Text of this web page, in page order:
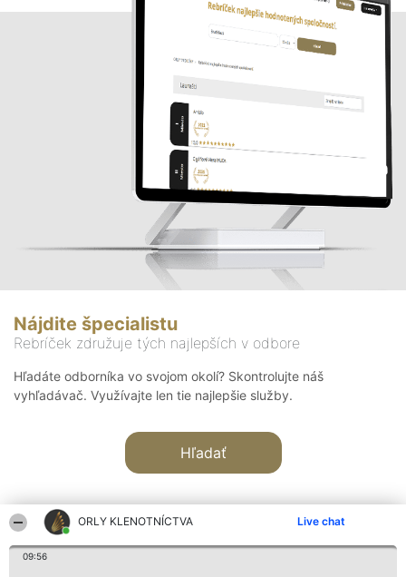
ORLY KLENOTNÍCTVA Live chat
09:56
Nájdite špecialistu
Rebríček združuje tých najlepších v odbore
Hľadáte odborníka vo svojom okolí? Skontrolujte náš
vyhľadávač. Využívajte len tie najlepšie služby.
Hľadať